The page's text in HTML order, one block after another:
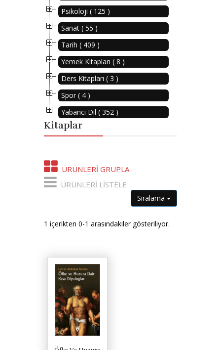
Psikoloji ( 125 )
Sanat ( 55 )
Tarih ( 409 )
Yemek Kitapları ( 8 )
Ders Kitapları ( 3 )
Spor ( 4 )
Yabancı Dil ( 352 )
Kitaplar
ÜRÜNLERI GRUPLA
ÜRÜNLERI LISTELE
Sıralama
1 içerikten 0-1 arasındakiler gösteriliyor.